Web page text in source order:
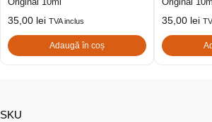
35,00 lei TVA inclus
Adaugă în coș
35,00 lei
SKU